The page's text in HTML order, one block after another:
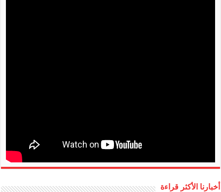
أخبارنا الأكثر قراءة